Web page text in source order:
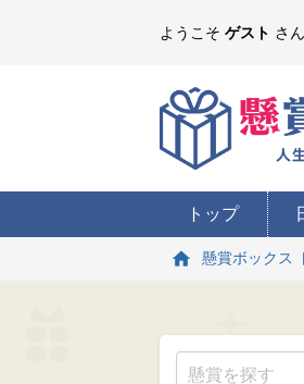
ようこそ ゲスト さん
トップ
懸賞ボックス